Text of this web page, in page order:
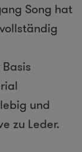
Song hat
und
zu Leder.